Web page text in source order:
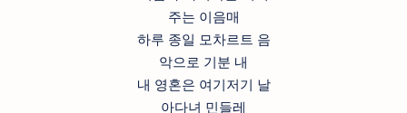
주는 이음매
하루 종일 모차르트 음
악으로 기분 내
내 영혼은 여기저기 날
아다녀 민들레